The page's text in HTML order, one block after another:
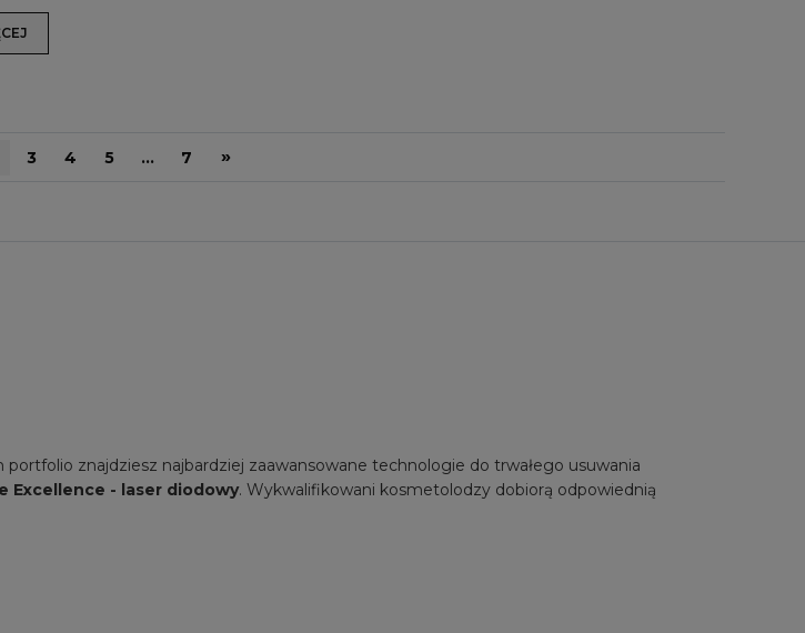
3 4 5 ... 7 »
znajdziesz najbardziej zaawansowane technologie do trwałego usuwania
Excellence - laser diodowy. Wykwalifikowani kosmetolodzy dobiorą odpowiednią